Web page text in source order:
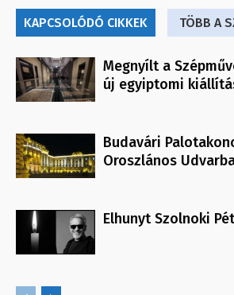
KAPCSOLÓDÓ CIKKEK TÖBB A
Megnyílt a
új egyiptomi
Budavári
Oroszlános
Elhunyt Szolnoki